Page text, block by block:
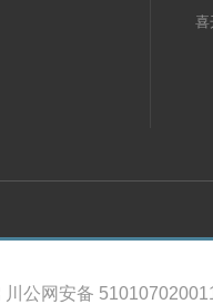
喜
川公网安备